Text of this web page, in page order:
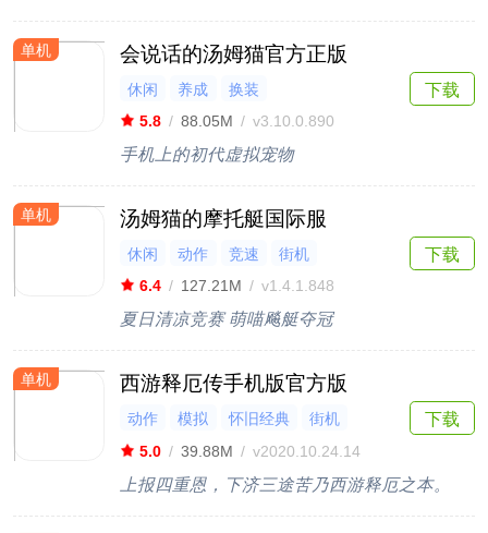
单机 会说话的汤姆猫官方正版
休闲 养成
换装
5.8 / 88.05M / v3.10.0.890
手机上的初代虚拟宠物
下载
单机 汤姆猫的摩托艇国际服
休闲 动作 竞速
街机
6.4 / 127.21M / v1.4.1.848
夏日清凉竞赛 萌喵飚艇夺冠
下载
单机 西游释厄传手机版官方版
动作 模拟 怀旧经典
街机
格斗
5.0 / 39.88M / v2020.10.24.14
上报四重恩，下济三途苦乃西游释厄之本。
下载